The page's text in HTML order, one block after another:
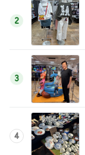
2
3
4